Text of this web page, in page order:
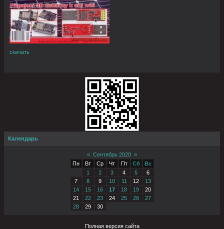
скачать
Календарь
« Сентябрь 2020 »
Пн
Вт Ср Чт Пт Сб
Вс
1
2 3 4 5
6
7
8 9 10 11 12
13
14
15 16 17 18 19
20
21
22 23 24 25 26
27
28
29 30
Полная версия сайта